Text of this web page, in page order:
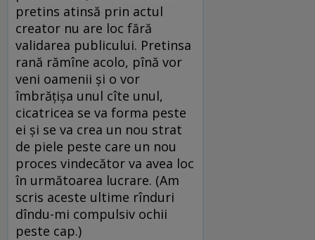
pretins atinsă prin actul
creator nu are loc fără
validarea publicului. Pretinsa
rană rămîne acolo, pînă vor
veni oamenii și o vor
îmbrățișa unul cîte unul,
cicatricea se va forma peste
ei și se va crea un nou strat
de piele peste care un nou
proces vindecător va avea loc
în următoarea lucrare. (Am
scris aceste ultime rînduri
dîndu-mi compulsiv ochii
peste cap.)